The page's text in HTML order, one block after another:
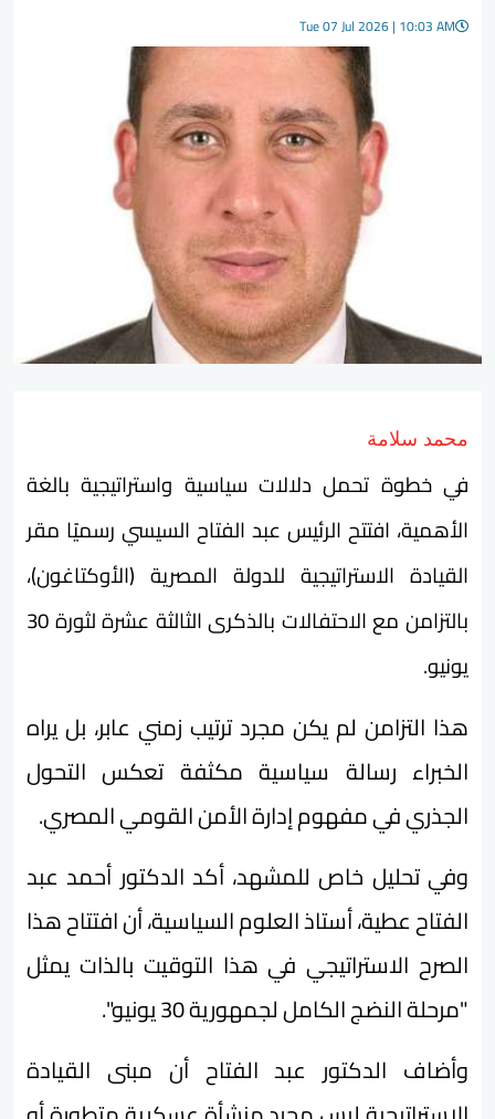
Tue 07 Jul 2026 | 10:03 AM
محمد سلامة
في خطوة تحمل دلالات سياسية واستراتيجية بالغة
الأهمية، افتتح الرئيس عبد الفتاح السيسي رسميًا مقر
القيادة الاستراتيجية للدولة المصرية (الأوكتاغون)،
بالتزامن مع الاحتفالات بالذكرى الثالثة عشرة لثورة 30
يونيو.
هذا التزامن لم يكن مجرد ترتيب زمني عابر، بل يراه
الخبراء رسالة سياسية مكثفة تعكس التحول
الجذري في مفهوم إدارة الأمن القومي المصري.
​وفي تحليل خاص للمشهد، أكد الدكتور أحمد عبد
الفتاح عطية، أستاذ العلوم السياسية، أن افتتاح هذا
الصرح الاستراتيجي في هذا التوقيت بالذات يمثل
"مرحلة النضج الكامل لجمهورية 30 يونيو".
​وأضاف الدكتور عبد الفتاح أن مبنى القيادة